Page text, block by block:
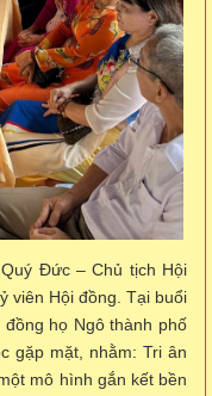
Đức – Chủ tịch Hội
viên Hội đồng. Tại buổi
họ Ngô thành phố
gặp mặt, nhằm: Tri ân
mô hình gắn kết bền